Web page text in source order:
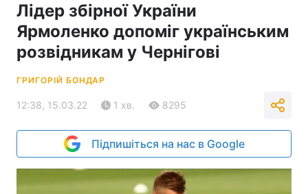
Лідер збірної України
Ярмоленко допоміг українським
розвідникам у Чернігові
ГРИГОРІЙ БОНДАР
12:38, 15.03.22 1 хв. 8295
Підпишіться на нас в Google